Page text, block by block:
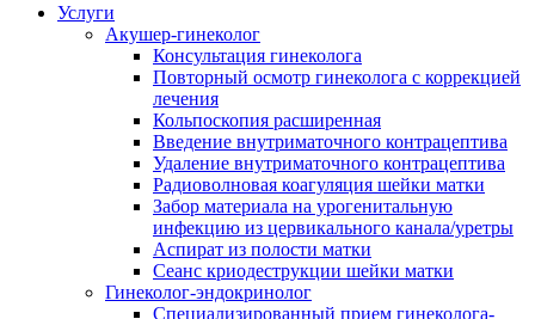
Услуги
Акушер-гинеколог
Консультация гинеколога
Повторный осмотр гинеколога с коррекцией
лечения
Кольпоскопия расширенная
Введение внутриматочного контрацептива
Удаление внутриматочного контрацептива
Радиоволновая коагуляция шейки матки
Забор материала на урогенитальную
инфекцию из цервикального канала/уретры
Аспират из полости матки
Сеанс криодеструкции шейки матки
Гинеколог-эндокринолог
Специализированный прием гинеколога-